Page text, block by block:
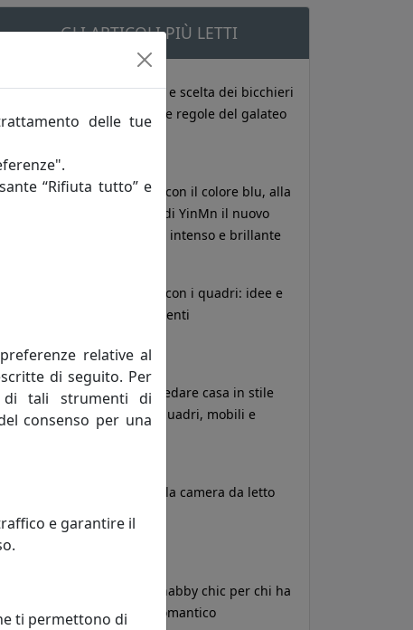
GLI ARTICOLI PIÙ LETTI
posizione e scelta dei bicchieri
a tavola: le regole del galateo
Arredare con il colore blu, alla
scoperta di YinMn il nuovo
pigmento intenso e brillante
Arredare con i quadri: idee e
suggerimenti
Come arredare casa in stile
Pop Art: quadri, mobili e
Arredare la camera da letto
Lo stile shabby chic per chi ha
l'animo romantico
delle tue
“Rifiuta tutto” e
relative al
di seguito. Per
di tali strumenti di
consenso per una
e garantire il
ti permettono di